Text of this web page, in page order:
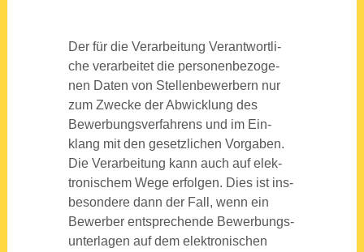
Der für die Ver­ar­bei­tung Ver­ant­wort­li­
che ver­ar­bei­tet die per­so­nen­be­zo­ge­
nen Daten von Stel­len­be­wer­bern nur
zum Zwe­cke der Abwick­lung des
Bewer­bungs­ver­fah­rens und im Ein­
klang mit den gesetz­li­chen Vor­ga­ben.
Die Ver­ar­bei­tung kann auch auf elek­
tro­ni­schem Wege erfol­gen. Dies ist ins­
be­son­de­re dann der Fall, wenn ein
Bewer­ber ent­spre­chen­de Bewer­bungs­
un­ter­la­gen auf dem elek­tro­ni­schen